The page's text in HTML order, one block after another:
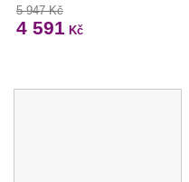
5 947 Kč
4 591 Kč